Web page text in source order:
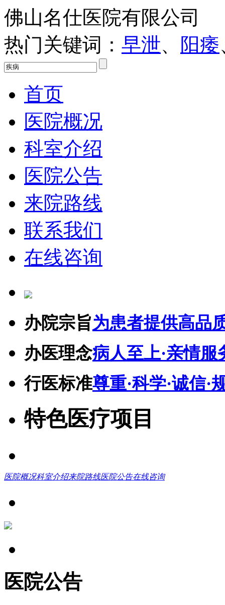
佛山名仕医院有限公司
热门关键词： 早泄、 阳痿
首页
医院概况
科室介绍
医院公告
来院路线
联系我们
在线咨询
办院宗旨为患者提供高品
办医理念病人至上·亲情服
行医标准尊重·科学·诚信·
特色医疗项目
医院概况科室介绍来院路线医院公告在线咨询
医院公告